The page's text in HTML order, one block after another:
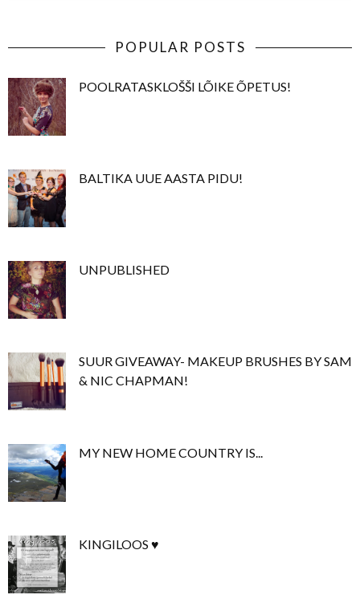
POPULAR POSTS
POOLRATASKLOŠŠI LÕIKE ÕPETUS!
BALTIKA UUE AASTA PIDU!
UNPUBLISHED
SUUR GIVEAWAY- MAKEUP BRUSHES BY SAM
& NIC CHAPMAN!
MY NEW HOME COUNTRY IS...
KINGILOOS ♥